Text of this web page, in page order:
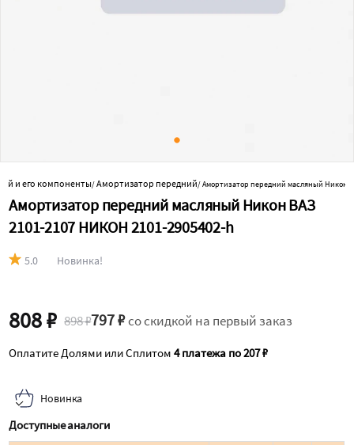
и его компоненты/Амортизатор передний/Амортизатор передний масляный Никон
Амортизатор передний масляный Никон ВАЗ
2101-2107 НИКОН 2101-2905402-h
5.0 Новинка!
808 ₽ 898 ₽797 ₽со скидкой на первый заказ
Оплатите Долями или Сплитом4 платежа по 207 ₽
Новинка
Доступные аналоги